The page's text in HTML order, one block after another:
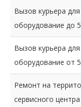
Вызов курьера
оборудование до
Вызов курьера
оборудование от
Ремонт на
сервисного центра